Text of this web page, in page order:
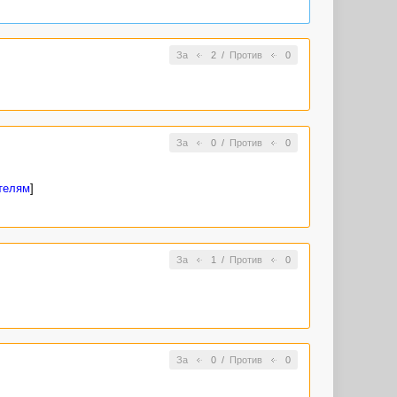
за
с ума
то
За 2/ Против 0
За 0/ Против 0
]
За 1 / Против 0
За 0/ Против 0